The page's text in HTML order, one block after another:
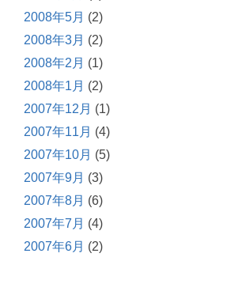
2008年5月 (2)
2008年3月 (2)
2008年2月 (1)
2008年1月 (2)
2007年12月 (1)
2007年11月 (4)
2007年10月 (5)
2007年9月 (3)
2007年8月 (6)
2007年7月 (4)
2007年6月 (2)